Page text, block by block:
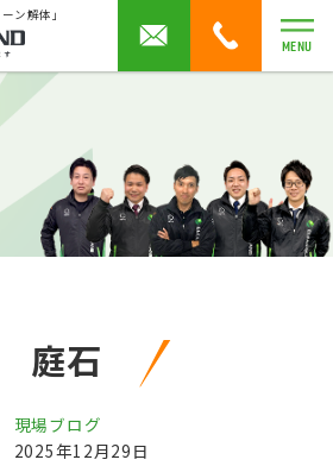
ン解体」
MENU
庭石
現場ブログ
2025年12月29日